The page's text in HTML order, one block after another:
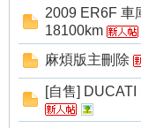
2009 ER6F 車
18100km
麻煩版主刪除
[自售]